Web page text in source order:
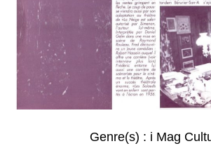
Genre(s) : i Mag